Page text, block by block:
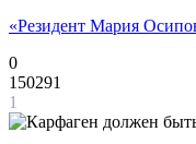
«Резидент Мария
0
150291
1